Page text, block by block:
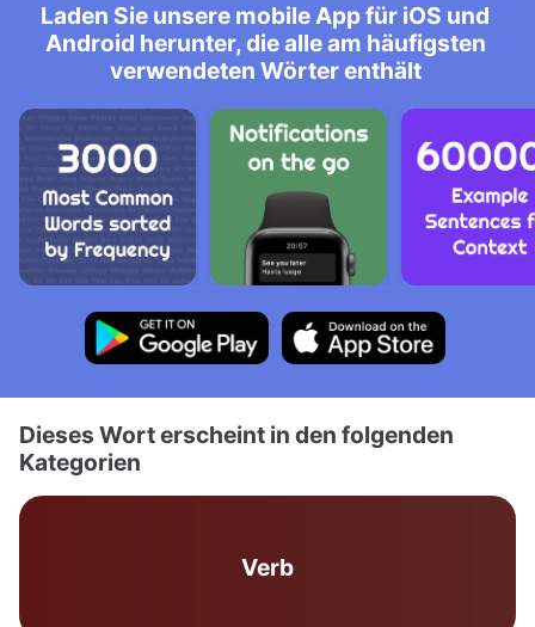
Laden Sie unsere mobile App für iOS und
Android herunter, die alle am häufigsten
verwendeten Wörter enthält
Dieses Wort erscheint in den folgenden
Kategorien
Verb